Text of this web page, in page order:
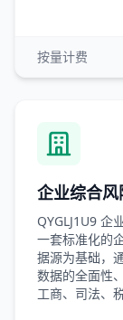
按量计费
企业综合
QYGLJ1U9 企
一套标准化的
据源为基础，
数据的全面性
工商、司法、